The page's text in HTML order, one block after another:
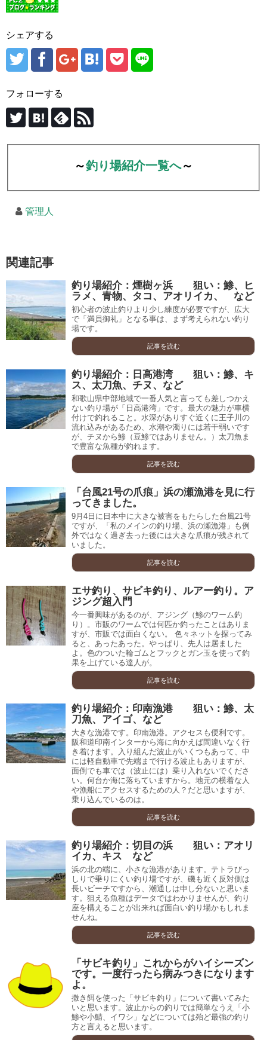
シェアする
フォローする
～釣り場紹介一覧へ～
管理人
関連記事
釣り場紹介：煙樹ヶ浜 狙い：鯵、ヒ
ラメ、青物、タコ、アオリイカ、 など
初心者の波止釣りより少し練度が必要ですが、広大
で「満員御礼」となる事は、まず考えられない釣り
場です。
記事を読む
釣り場紹介：日高港湾 狙い：鯵、キ
ス、太刀魚、チヌ、など
和歌山県中部地域で一番人気と言っても差しつかえ
ない釣り場が「日高港湾」です。最大の魅力が車横
付けで釣れること。水深がありすぐ近くに王子川の
流れ込みがあるため、水潮や濁りには若干弱いです
が、チヌから鯵（豆鯵ではありません。）太刀魚ま
で豊富な魚種が釣れます。
記事を読む
「台風21号の爪痕」浜の瀬漁港を見に行
ってきました。
9月4日に日本中に大きな被害をもたらした台風21号
ですが、「私のメインの釣り場、浜の瀬漁港」も例
外ではなく過ぎ去った後には大きな爪痕が残されて
いました。
記事を読む
エサ釣り、サビキ釣り、ルアー釣り。ア
ジング超入門
今一番興味があるのが、アジング（鯵のワーム釣
り）。市販のワームでは何匹か釣ったことはありま
すが、市販では面白くない。 色々ネットを探ってみ
ると、あったあった。やっぱり、先人は居ました
よ。色のついた輪ゴムとフックとガン玉を使って釣
果を上げている達人が。
記事を読む
釣り場紹介：印南漁港 狙い：鯵、太
刀魚、アイゴ、など
大きな漁港です。印南漁港。アクセスも便利です。
阪和道印南インターから海に向かえば間違いなく行
き着けます。入り組んだ波止がいくつもあって、中
には軽自動車で先端まで行ける波止もありますが、
面倒でも車では（波止には）乗り入れないでくださ
い。何台か海に落ちていますから。地元の横着な人
や漁船にアクセスするための人？だと思いますが、
乗り込んでいるのは。
記事を読む
釣り場紹介：切目の浜 狙い：アオリ
イカ、キス など
浜の北の端に、小さな漁港があります。テトラびっ
しりで乗りにくい釣り場ですが、磯も近く反対側は
長いビーチですから、潮通しは申し分ないと思いま
す。狙える魚種はデータではわかりませんが、釣り
座を構えることが出来れば面白い釣り場かもしれま
せんね。
記事を読む
「サビキ釣り」これからがハイシーズン
です。一度行ったら病みつきになります
よ。
撒き餌を使った「サビキ釣り」について書いてみた
いと思います。波止からの釣りでは簡単なうえ「小
鯵や小鯖、イワシ」などについては殆ど最強の釣り
方と言えると思います。